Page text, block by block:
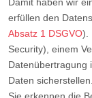
Damit haben wir
erfüllen den
Absatz 1 DSGVO).
Security), einem
Datenübertragung
Daten sicherstellen.